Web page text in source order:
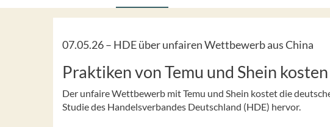
07.05.26 – HDE über unfairen Wettbewerb aus China
Praktiken von Temu und Shein
Der unfaire Wettbewerb mit Temu und Shein kostet die
Studie des Handelsverbandes Deutschland (HDE) hervor.